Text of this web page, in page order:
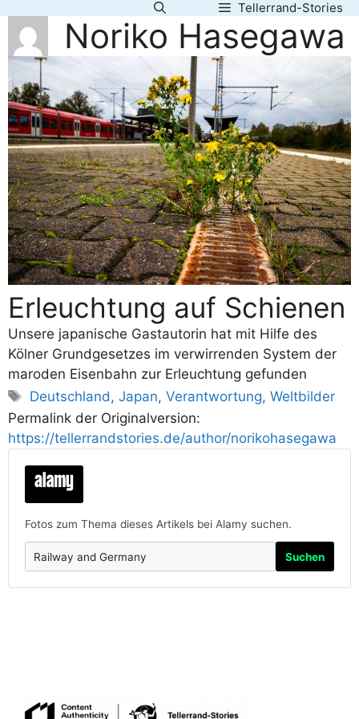
Inhalt
springen
Tellerrand-Stories
Noriko Hasegawa
Erleuchtung auf Schienen
Unsere japanische Gastautorin hat mit Hilfe des
Kölner Grundgesetzes im verwirrenden System der
maroden Eisenbahn zur Erleuchtung gefunden
Schlagwörter
Deutschland,Japan,Verantwortung,Weltbilder
Permalink der Originalversion:
https://tellerrandstories.de/author/norikohasegawa
Fotos zum Thema dieses Artikels bei Alamy suchen.
Suchen